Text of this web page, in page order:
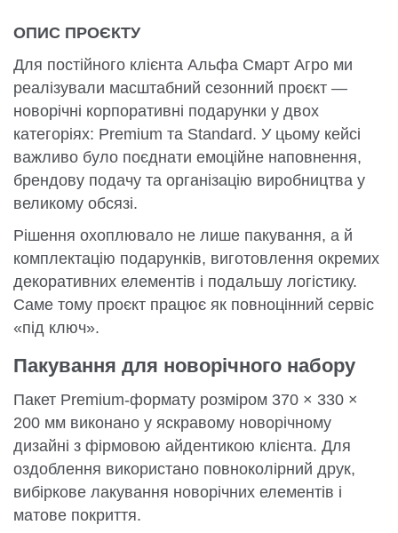
ОПИС ПРОЄКТУ
Для постійного клієнта Альфа Смарт Агро ми
реалізували масштабний сезонний проєкт —
новорічні корпоративні подарунки у двох
категоріях: Premium та Standard. У цьому кейсі
важливо було поєднати емоційне наповнення,
брендову подачу та організацію виробництва у
великому обсязі.
Рішення охоплювало не лише пакування, а й
комплектацію подарунків, виготовлення окремих
декоративних елементів і подальшу логістику.
Саме тому проєкт працює як повноцінний сервіс
«під ключ».
Пакування для новорічного набору
Пакет Premium-формату розміром 370 × 330 ×
200 мм виконано у яскравому новорічному
дизайні з фірмовою айдентикою клієнта. Для
оздоблення використано повноколірний друк,
вибіркове лакування новорічних елементів і
матове покриття.